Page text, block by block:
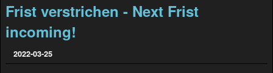
Frist verstrichen - Next Frist
incoming!
2022-03-25